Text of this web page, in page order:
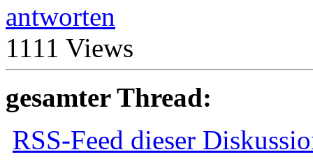
antworten
1111 Views
gesamter Thread:
RSS-Feed dieser